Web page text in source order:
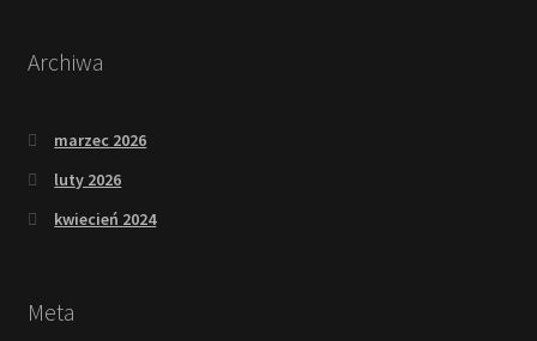
Archiwa
marzec 2026
luty 2026
kwiecień 2024
Meta